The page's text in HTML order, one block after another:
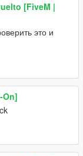
[FiveM |
это и
On]